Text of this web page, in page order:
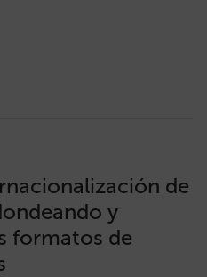
de
y
formatos de